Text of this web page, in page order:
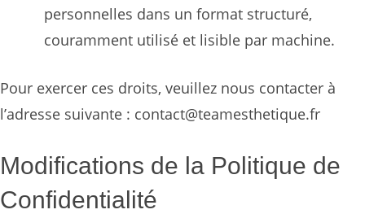
personnelles dans un format structuré,
couramment utilisé et lisible par machine.
Pour exercer ces droits, veuillez nous contacter à
l’adresse suivante : contact@teamesthetique.fr
Modifications de la Politique de
Confidentialité